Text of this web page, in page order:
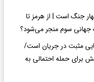
جنگ است | از هرمز تا
جهانی سوم منجر می‌شود؟
مثبت در جریان است/
برای حمله احتمالی به